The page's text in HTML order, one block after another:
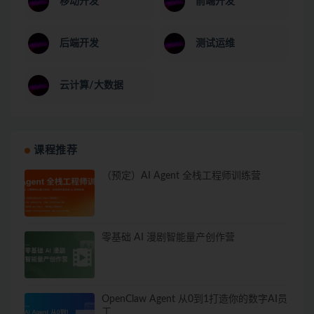
后端开发 测试运维
云计算/大数据
课程推荐
（预定）AI Agent 全栈工程师训练营
零基础 AI 漫剧智能量产创作营
OpenClaw Agent 从0到1打造你的数字AI员
工